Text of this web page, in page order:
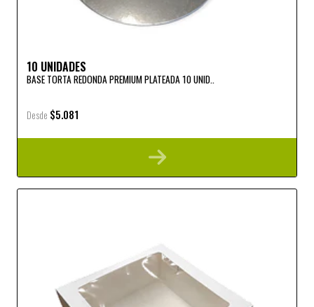
10 UNIDADES
BASE TORTA REDONDA PREMIUM PLATEADA 10 UNID..
Desde $5.081